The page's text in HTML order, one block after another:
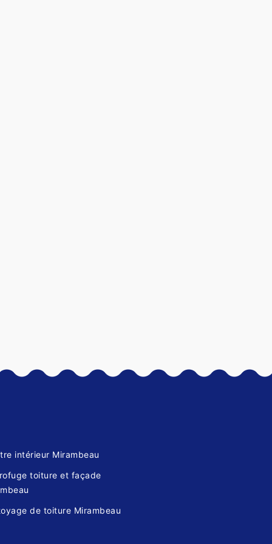
intérieur Mirambeau
toiture et façade
de toiture Mirambeau